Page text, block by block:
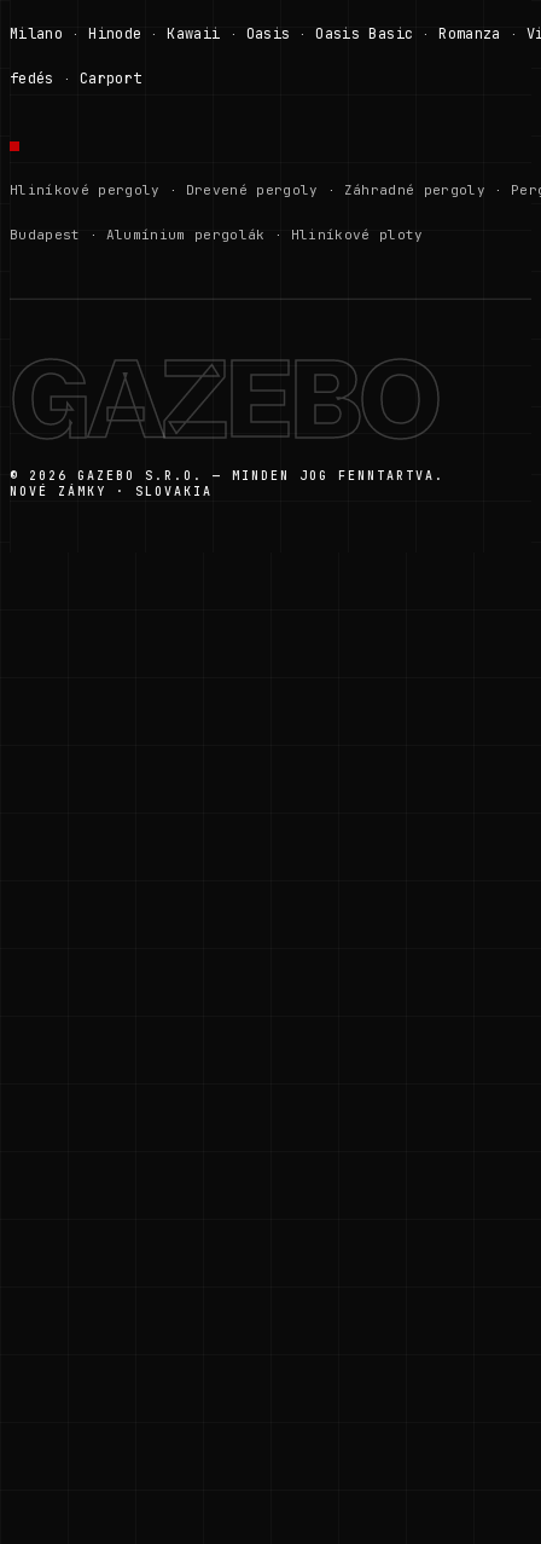
Milano · Hinode · Kawaii · Oasis · Oasis Basic · Romanza ·
fedés · Carport
Hliníkové pergoly · Drevené pergoly · Záhradné pergoly ·
Budapest · Alumínium pergolák · Hliníkové ploty
GAZEBO
© 2026 GAZEBO S.R.O. — MINDEN JOG FENNTARTVA.
NOVÉ ZÁMKY · SLOVAKIA